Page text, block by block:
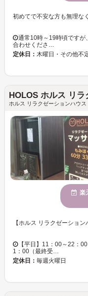
通常10時～19時頃ですが
合わせくださ…
定休日： 木曜日・その他不
HOLOS ホルス リ
ホルス リラクゼーションハウス
楽
【平日】11：00～22：
1：00（最終受…
定休日： 毎週火曜日